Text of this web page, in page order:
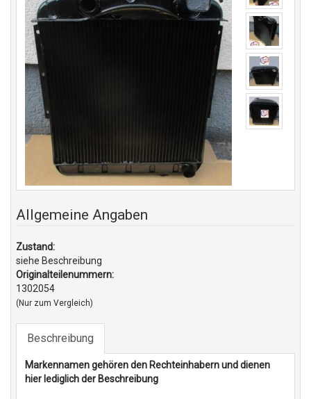
Allgemeine Angaben
Zustand:
siehe Beschreibung
Originalteilenummern:
1302054
(Nur zum Vergleich)
Beschreibung
Markennamen gehören den Rechteinhabern und dienen
hier lediglich der Beschreibung